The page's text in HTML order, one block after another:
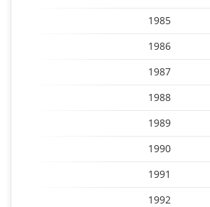
1985
1986
1987
1988
1989
1990
1991
1992